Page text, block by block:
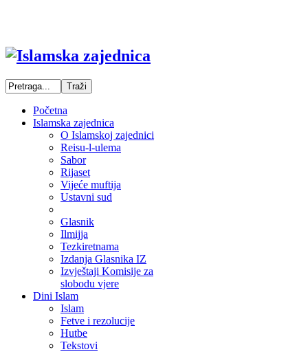
Početna
Islamska zajednica
O Islamskoj zajednici
Reisu-l-ulema
Sabor
Rijaset
Vijeće muftija
Ustavni sud
Glasnik
Ilmijja
Tezkiretnama
Izdanja Glasnika IZ
Izvještaji Komisije za
slobodu vjere
Dini Islam
Islam
Fetve i rezolucije
Hutbe
Tekstovi